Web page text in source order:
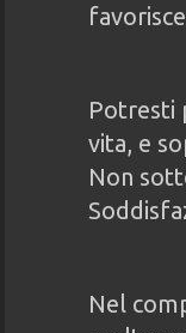
Potresti
vita, e
Non
Nel